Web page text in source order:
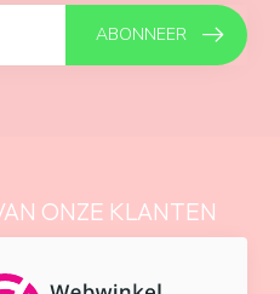
ABONNEER
ONZE KLANTEN